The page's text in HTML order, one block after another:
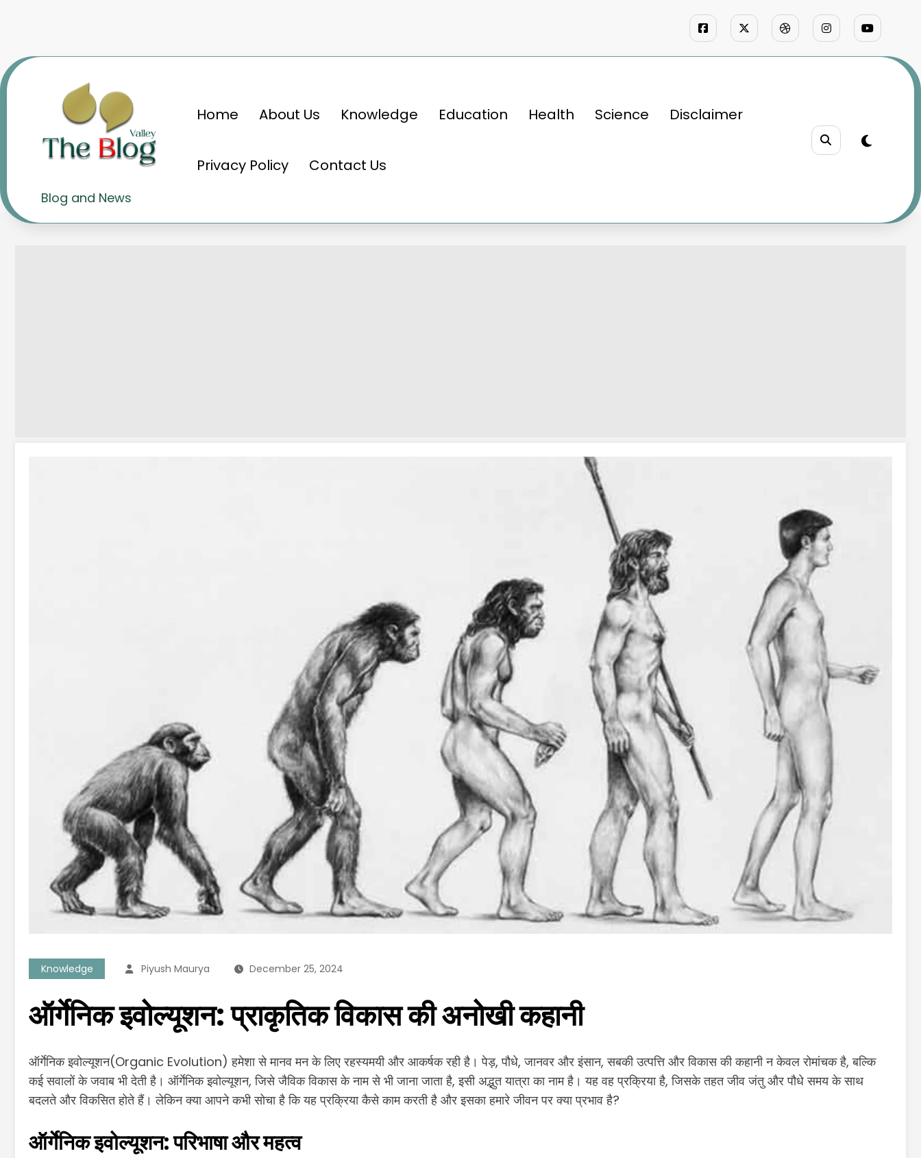
Blog and News
Home About Us Knowledge Education Health Science Disclaimer
Privacy Policy Contact Us
Home Knowledge
ऑर्गेनिक इवोल्यूशन: प्राकृतिक विकास की अनोखी कहानी
Knowledge Piyush Maurya December 25, 2024
ऑर्गेनिक इवोल्यूशन: प्राकृतिक विकास की अनोखी कहानी
ऑर्गेनिक इवोल्यूशन(Organic Evolution) हमेशा से मानव मन के लिए रहस्यमयी और आकर्षक रही है। पेड़, पौधे, जानवर और इंसान, सबकी उत्पत्ति और विकास की कहानी न केवल रोमांचक है, बल्कि
कई सवालों के जवाब भी देती है। ऑर्गेनिक इवोल्यूशन, जिसे जैविक विकास के नाम से भी जाना जाता है, इसी अद्भुत यात्रा का नाम है। यह वह प्रक्रिया है, जिसके तहत जीव जंतु और पौधे समय के साथ
बदलते और विकसित होते हैं। लेकिन क्या आपने कभी सोचा है कि यह प्रक्रिया कैसे काम करती है और इसका हमारे जीवन पर क्या प्रभाव है?
ऑर्गेनिक इवोल्यूशन: परिभाषा और महत्व